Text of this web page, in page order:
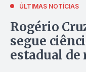
ÚLTIMAS NOTÍCIAS
Rogério
segue
estadual de